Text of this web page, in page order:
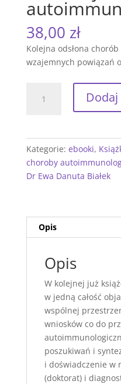
38,00 zł
Kolejna odsłona
wzajemnych powiązań
chorobę
Hashimoto.
autoimmunologicznych
Kategorie: ebooki,
choroby
Dr Ewa Danuta Białek
Opis
Opis
W kolejnej już
w jedną całość
wspólnej
wniosków co do
poszukiwań i
i doświadczenie w
(doktorat) i